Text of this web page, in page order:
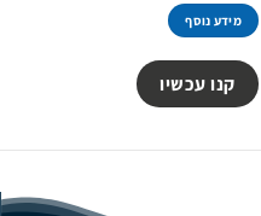
היה:
95.00 ₪.מידע נוסף
קנו עכשיו